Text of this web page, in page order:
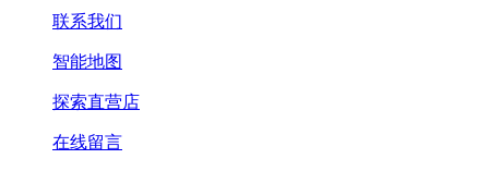
联系我们
智能地图
探索直营店
在线留言